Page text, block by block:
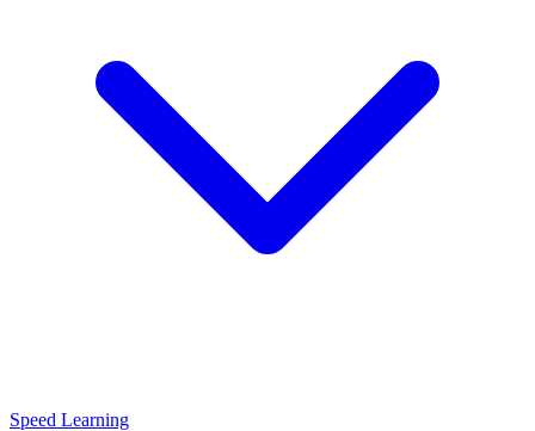
Speed Learning